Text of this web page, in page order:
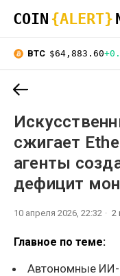
COIN {ALERT}
BTC $64,883.60
сжигает
агенты
дефицит
10 апреля 2026, 22:32 2
Главное по теме:
Автономные ИИ-